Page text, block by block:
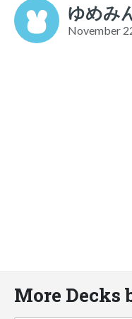
ゆめみ
November
More Decks